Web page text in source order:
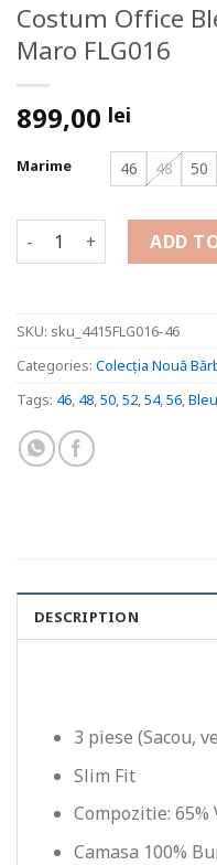
Costum Office
Maro FLG016
899,00 lei
Marime 46 48 50
Costum Office ADD
SKU: sku_4415FLG016-46
Categories: Colecția Nouă
Tags: 46, 48,50,52,54,56,
DESCRIPTION
3 piese (Sacou,
Slim Fit
Compozitie: 65%
Camasa 100%